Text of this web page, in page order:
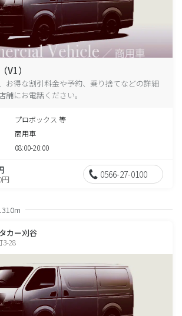
V1）
お得な割引料金や予約、乗り捨てなどの詳細
舗にお電話ください。
プロボックス 等
商用車
08:00-20:00
0566-27-0100
カー刈谷
3-28